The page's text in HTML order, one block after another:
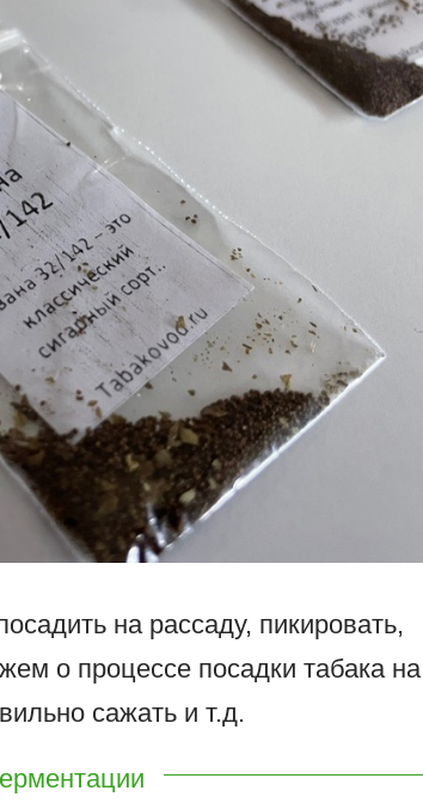
на рассаду, пикировать,
о процессе посадки табака на
сажать и т.д.